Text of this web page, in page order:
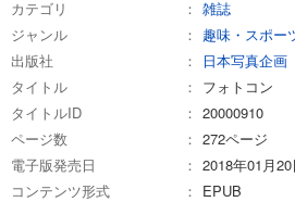
イベント情報
029 チームチャンピオンズカップ2018 開催要
日本写真企画の本
094 『My SPORTS』
124 田中 進写真集
『山里が輝くとき ― 開田高原 ―』
168・190・204 日本写真企画既刊本
あらすじを表示する
フォトコン2025年5月号
円 (税込)
カテゴリ
雑誌
ジャンル
趣味・スポー
出版社
日本写真企画
タイトル
フォトコン
タイトルID
20000910
ページ数
272ページ
電子版発売日
2018年01月20
コンテンツ形式
EPUB